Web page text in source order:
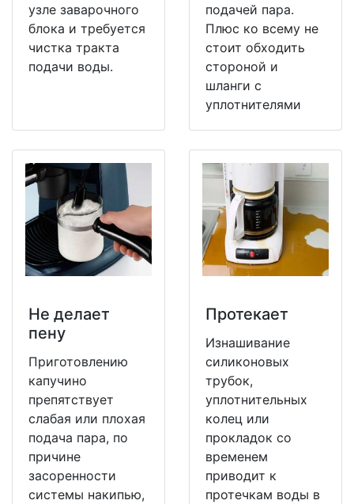
узле заварочного
блока и требуется
чистка тракта
подачи воды.
подачей пара.
Плюс ко всему не
стоит обходить
стороной и
шланги с
уплотнителями
Не делает
пену
Приготовлению
капучино
препятствует
слабая или плохая
подача пара, по
причине
засоренности
системы накипью,
Протекает
Изнашивание
силиконовых
трубок,
уплотнительных
колец или
прокладок со
временем
приводит к
протечкам воды в